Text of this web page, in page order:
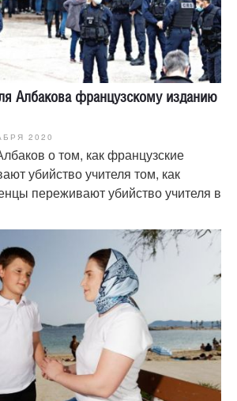
Албакова французскому изданию
2020
о том, как французские
убийство учителя том, как
переживают убийство учителя в